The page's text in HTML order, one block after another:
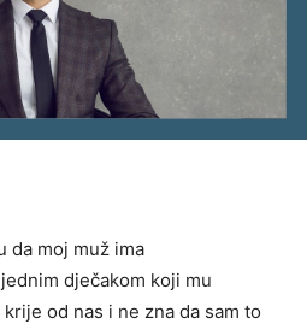
da moj muž ima
dječakom koji mu
od nas i ne zna da sam to